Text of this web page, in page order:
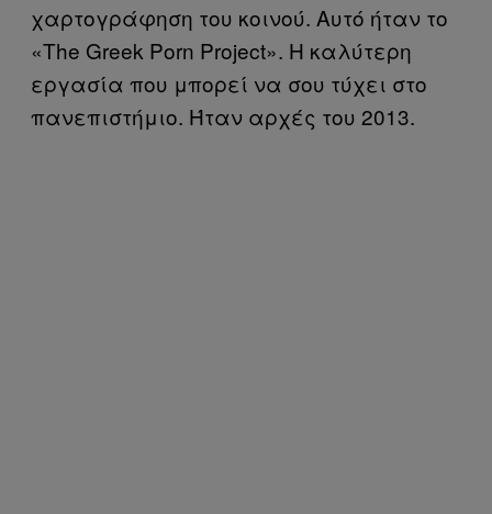
χαρτογράφηση του κοινού. Αυτό ήταν το
«The Greek Porn Project». Η καλύτερη
εργασία που μπορεί να σου τύχει στο
πανεπιστήμιο. Ήταν αρχές του 2013.